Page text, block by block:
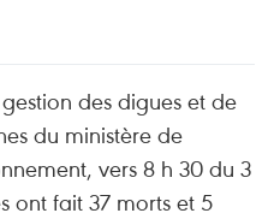
des digues et de
du ministère de
vers 8 h 30 du 3
ont fait 37 morts et 5